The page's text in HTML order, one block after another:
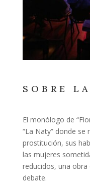
SOBRE
El monólogo de
“La Naty” donde se
prostitución, sus
las mujeres
reducidos, una
debate.